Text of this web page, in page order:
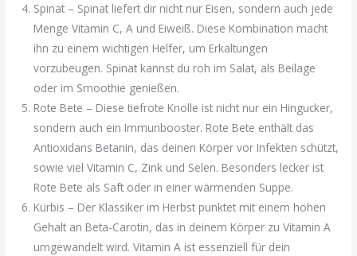
Spinat – Spinat liefert dir nicht nur Eisen, sondern auch jede
Menge Vitamin C, A und Eiweiß. Diese Kombination macht
ihn zu einem wichtigen Helfer, um Erkältungen
vorzubeugen. Spinat kannst du roh im Salat, als Beilage
oder im Smoothie genießen.
Rote Bete – Diese tiefrote Knolle ist nicht nur ein Hingucker,
sondern auch ein Immunbooster. Rote Bete enthält das
Antioxidans Betanin, das deinen Körper vor Infekten schützt,
sowie viel Vitamin C, Zink und Selen. Besonders lecker ist
Rote Bete als Saft oder in einer wärmenden Suppe.
Kürbis – Der Klassiker im Herbst punktet mit einem hohen
Gehalt an Beta-Carotin, das in deinem Körper zu Vitamin A
umgewandelt wird. Vitamin A ist essenziell für dein